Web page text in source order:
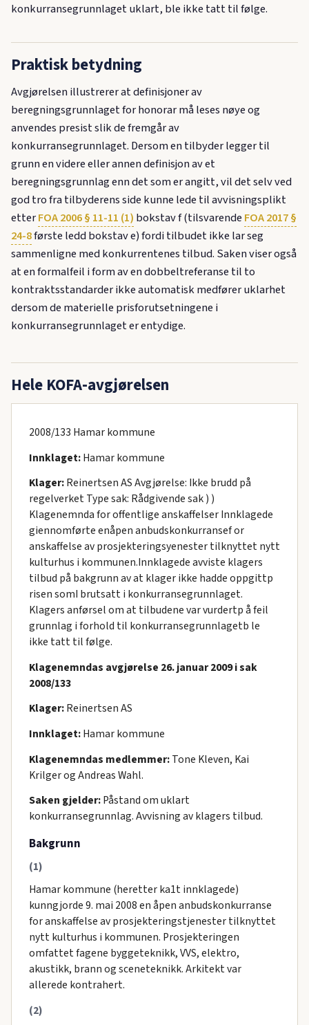
konkurransegrunnlaget uklart, ble ikke tatt til følge.
Praktisk betydning
Avgjørelsen illustrerer at definisjoner av
beregningsgrunnlaget for honorar må leses nøye og
anvendes presist slik de fremgår av
konkurransegrunnlaget. Dersom en tilbyder legger til
grunn en videre eller annen definisjon av et
beregningsgrunnlag enn det som er angitt, vil det selv ved
god tro fra tilbyderens side kunne lede til avvisningsplikt
etterFOA 2006 § 11-11 (1) bokstav f (tilsvarende FOA 2017 §
24-8første ledd bokstav e) fordi tilbudet ikke lar seg
sammenligne med konkurrentenes tilbud. Saken viser også
at en formalfeil i form av en dobbeltreferanse til to
kontraktsstandarder ikke automatisk medfører uklarhet
dersom de materielle prisforutsetningene i
konkurransegrunnlaget er entydige.
Hele KOFA-avgjørelsen
2008/133 Hamar kommune
Innklaget:Hamar kommune
Klager:Reinertsen AS Avgjørelse: Ikke brudd på
regelverket Type sak: Rådgivende sak ) )
Klagenemnda for offentlige anskaffelser Innklagede
giennomførte enåpen anbudskonkurransef or
anskaffelse av prosjekteringsyenester tilknyttet nytt
kulturhus i kommunen.Innklagede avviste klagers
tilbud på bakgrunn av at klager ikke hadde oppgittp
risen somI brutsatt i konkurransegrunnlaget.
Klagers anførsel om at tilbudene var vurdertp å feil
grunnlag i forhold til konkurransegrunnlagetb le
ikke tatt til følge.
Klagenemndas avgjørelse 26. januar 2009 i sak
2008/133
Klager:Reinertsen AS
Innklaget:Hamar kommune
Klagenemndas medlemmer:Tone Kleven, Kai
Krilger og Andreas Wahl.
Saken gjelder:Påstand om uklart
konkurransegrunnlag. Avvisning av klagers tilbud.
Bakgrunn
(1)
Hamar kommune (heretter ka1t innklagede)
kunngjorde 9. mai 2008 en åpen anbudskonkurranse
for anskaffelse av prosjekteringstjenester tilknyttet
nytt kulturhus i kommunen. Prosjekteringen
omfattet fagene byggeteknikk, VVS, elektro,
akustikk, brann og sceneteknikk. Arkitekt var
allerede kontrahert.
(2)